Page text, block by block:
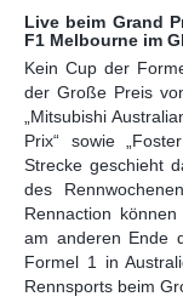
Live beim Grand
F1 Melbourne im
Kein Cup der
der Große Preis
„Mitsubishi
Prix“ sowie
Strecke geschieht
des
Rennaction
am anderen Ende
Formel 1 in
Rennsports beim